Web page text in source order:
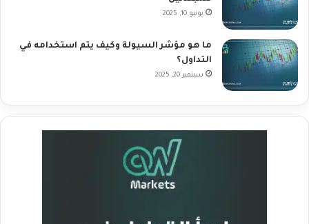
يونيو 10, 2025
ما هو مؤشر السيولة وكيف يتم استخدامه في
التداول؟
سبتمبر 20, 2025